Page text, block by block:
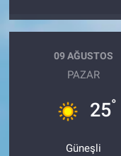
09 AĞUSTOS
PAZAR
25°
Güneşli